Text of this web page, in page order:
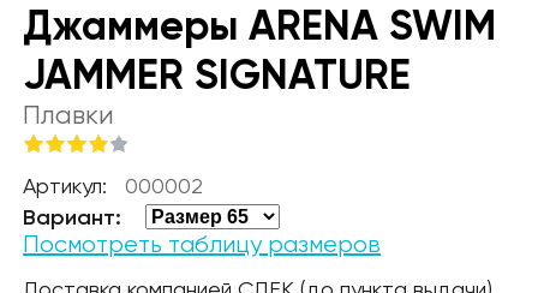
Джаммеры ARENA SWIM
JAMMER SIGNATURE
Плавки
Артикул: 000002
Вариант:
Посмотреть таблицу размеров